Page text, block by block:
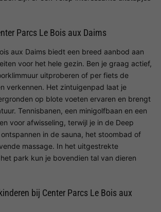
Parcs Le Bois aux Daims
aux Daims biedt een breed aanbod aan
voor het hele gezin. Ben je graag actief,
uitproberen of per fiets de
verkennen. Het zintuigenpad laat je
op blote voeten ervaren en brengt
Tennisbanen, een minigolfbaan en een
voor afwisseling, terwijl je in de Deep
in de sauna, het stoombad of
massage. In het uitgestrekte
park kun je bovendien tal van dieren
bij Center Parcs Le Bois aux